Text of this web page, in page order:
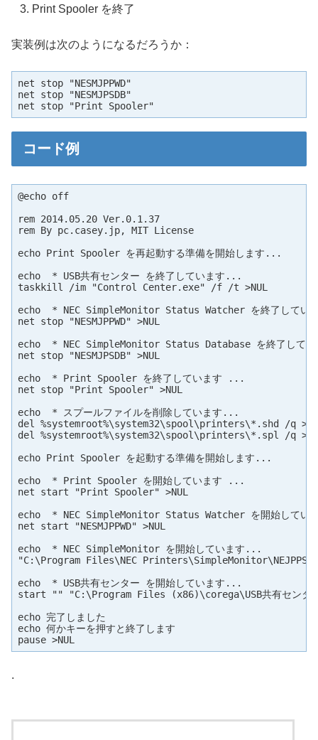
Print Spooler を終了
実装例は次のようになるだろうか：
net stop "NESMJPPWD"
net stop "NESMJPSDB"
net stop "Print Spooler"
コード例
@echo off
rem 2014.05.20 Ver.0.1.37
rem By pc.casey.jp, MIT License
echo Print Spooler を再起動する準備を開始します...
echo  * USB共有センター を終了しています...
taskkill /im "Control Center.exe" /f /t >NUL
echo  * NEC SimpleMonitor Status Watcher を終了してい
net stop "NESMJPPWD" >NUL
echo  * NEC SimpleMonitor Status Database を終了して
net stop "NESMJPSDB" >NUL
echo  * Print Spooler を終了しています ...
net stop "Print Spooler" >NUL
echo  * スプールファイルを削除しています...
del %systemroot%\system32\spool\printers\*.shd /q
del %systemroot%\system32\spool\printers\*.spl /q
echo Print Spooler を起動する準備を開始します...
echo  * Print Spooler を開始しています ...
net start "Print Spooler" >NUL
echo  * NEC SimpleMonitor Status Watcher を開始してい
net start "NESMJPPWD" >NUL
echo  * NEC SimpleMonitor を開始しています...
"C:\Program Files\NEC
echo  * USB共有センター を開始しています...
start "" "C:\Program Files (x86)\corega\USB共有センタ
echo 完了しました
echo 何かキーを押すと終了します
pause >NUL
.